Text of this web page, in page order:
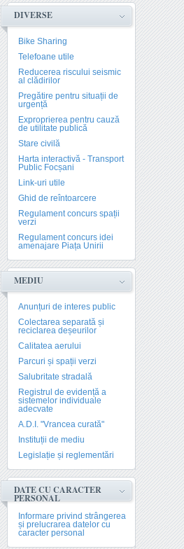
DIVERSE
Bike Sharing
Telefoane utile
Reducerea riscului seismic
al clădirilor
Pregătire pentru situații de
urgență
Exproprierea pentru cauză
de utilitate publică
Stare civilă
Harta interactivă - Transport
Public Focșani
Link-uri utile
Ghid de reîntoarcere
Regulament concurs spații
verzi
Regulament concurs idei
amenajare Piața Unirii
MEDIU
Anunțuri de interes public
Colectarea separată și
reciclarea deșeurilor
Calitatea aerului
Parcuri și spații verzi
Salubritate stradală
Registrul de evidență a
sistemelor individuale
adecvate
A.D.I. "Vrancea curată"
Instituții de mediu
Legislație și reglementări
DATE CU CARACTER
PERSONAL
Informare privind strângerea
și prelucrarea datelor cu
caracter personal